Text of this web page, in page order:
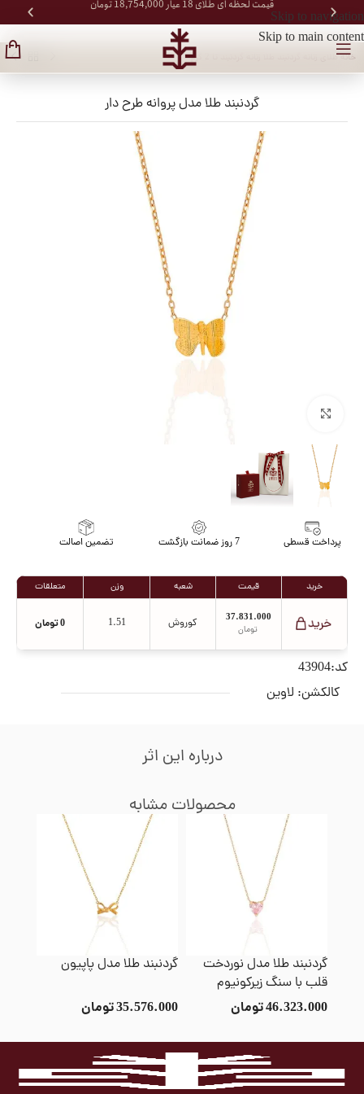
Skip to navigation
Skip to main content
قیمت لحظه ای طلای 18 عیار 18,754,000 تومان
خانه/طلای زنانه
گردنبند طلا مدل پروانه طرح دار
پرداخت قسطی 7 روز ضمانت بازگشت تضمین اصالت
خرید قیمت شعبه وزن متعلقات
37.831.000
تومان کوروش 1.51
0تومان
کد:43904
کالکشن: لاوین
محصولات مشابه
گردنبند طلا مدل نوردخت
قلب با سنگ زیرکونیوم
صورتی
46.323.000تومان
گردنبند طلا مدل پاپیون
35.576.000تومان
درباره این اثر